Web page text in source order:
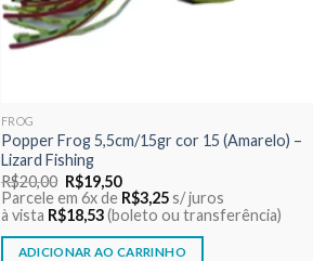
FROG
Popper Frog 5,5cm/15gr cor 15 (Amarelo) –
Lizard Fishing
R$20,00 O
preço
original
era:
R$20,00.
R$19,50O
preço
atual
é:
R$19,50.
Parcele em 6x de R$3,25s/ juros
à vista R$18,53(boleto ou transferência)
ADICIONAR AO CARRINHO